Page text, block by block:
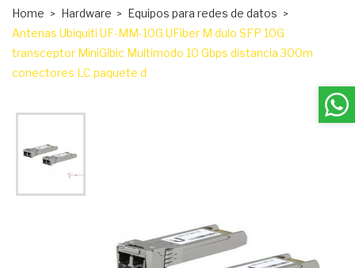
Home Hardware
Equipos para redes de datos
Antenas Ubiquiti UF-MM-10G UFiber M dulo SFP 10G
transceptor MiniGibic Multimodo 10 Gbps distancia 300m
conectores LC paquete d